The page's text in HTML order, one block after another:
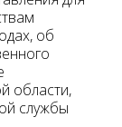
об
области,
службы